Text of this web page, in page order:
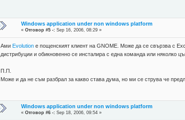
Windows application under non windows platform
«Отговор #5 -: Sep 16, 2006, 08:29 »
АмиEvolution е пощенският клиент на GNOME. Може да се свързва с
дистрибуции и обикновенно се инсталира с една команда или няколко
П.П.
Може и да не съм разбрал за какво става дума, но ми се струва че
Windows application under non windows platform
«Отговор #6 -: Sep 18, 2006, 09:54 »